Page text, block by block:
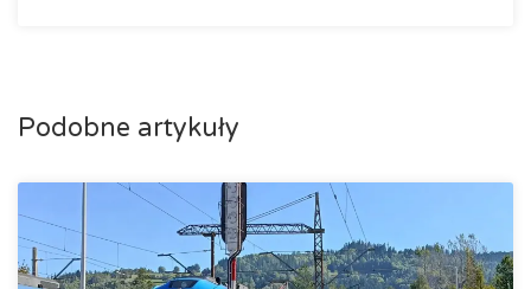
Podobne artykuły